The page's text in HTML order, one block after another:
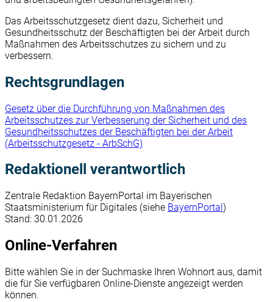
Das Arbeitsschutzgesetz dient dazu, Sicherheit und
Gesundheitsschutz der Beschäftigten bei der Arbeit durch
Maßnahmen des Arbeitsschutzes zu sichern und zu
verbessern.
Rechtsgrundlagen
Gesetz über die Durchführung von Maßnahmen des
Arbeitsschutzes zur Verbesserung der Sicherheit und des
Gesundheitsschutzes der Beschäftigten bei der Arbeit
(Arbeitsschutzgesetz - ArbSchG)
Redaktionell verantwortlich
Zentrale Redaktion BayernPortal im Bayerischen
Staatsministerium für Digitales (siehe BayernPortal )
Stand: 30.01.2026
Online-Verfahren
Bitte wählen Sie in der Suchmaske Ihren Wohnort aus, damit
die für Sie verfügbaren Online-Dienste angezeigt werden
können.